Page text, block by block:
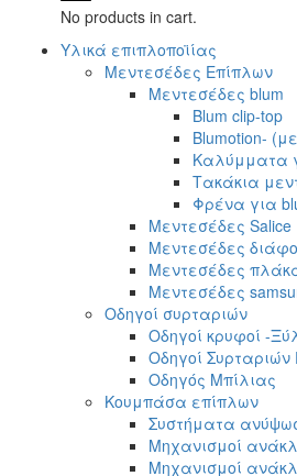
No products in cart.
Υλικά επιπλοποϊίας
Μεντεσέδες Επίπλων
Μεντεσέδες blum
Blum clip-top
Blumotion-
Καλύμματα
Τακάκια
Φρένα για
Μεντεσέδες Salice
Μεντεσέδες
Μεντεσέδες
Μεντεσέδες
Οδηγοί συρταριών
Οδηγοί κρυφοί -
Οδηγοί Συρταριών
Οδηγός Μπίλιας
Κουμπάσα επίπλων
Συστήματα
Μηχανισμοί
Μηχανισμοί